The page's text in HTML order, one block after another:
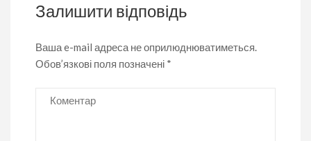
Залишити відповідь
Ваша e-mail адреса не оприлюднюватиметься.
Обов’язкові поля позначені *
Коментар